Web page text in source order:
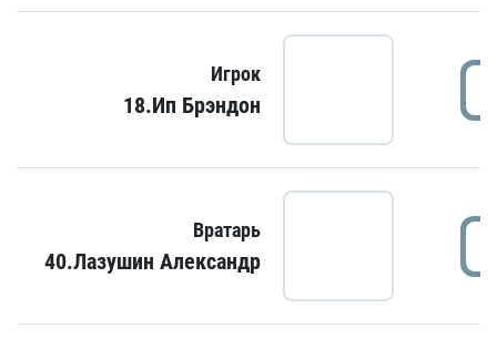
Игрок
18.Ип Брэндон
Вратарь
40.Лазушин Александр